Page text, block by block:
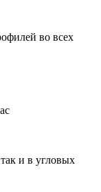
во всех
и в угловых